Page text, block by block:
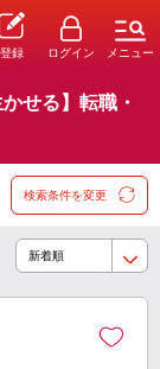
登録 ログイン メニュー
せる】転職・
検索条件を変更